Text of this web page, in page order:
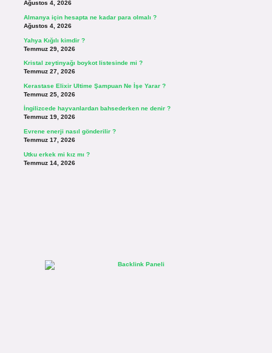
Ağustos 4, 2026
Almanya için hesapta ne kadar para olmalı ?
Ağustos 4, 2026
Yahya Kığılı kimdir ?
Temmuz 29, 2026
Kristal zeytinyağı boykot listesinde mi ?
Temmuz 27, 2026
Kerastase Elixir Ultime Şampuan Ne İşe Yarar ?
Temmuz 25, 2026
İngilizcede hayvanlardan bahsederken ne denir ?
Temmuz 19, 2026
Evrene enerji nasıl gönderilir ?
Temmuz 17, 2026
Utku erkek mi kız mı ?
Temmuz 14, 2026